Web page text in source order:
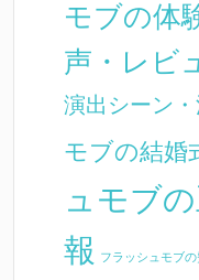
モブの体
声・レビ
演出シーン
モブの結婚
ュモブ
報
フラッシュモブ